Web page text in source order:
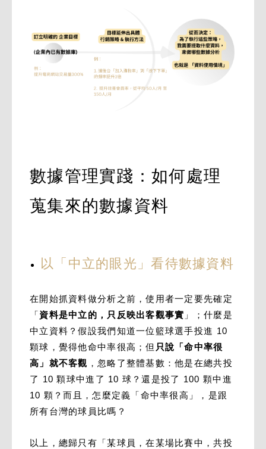
數據管理實踐：如何處理
蒐集來的數據資料
以「中立的眼光」看待數據資料
在開始抓資料做分析之前，使用者一定要先確定
「資料是中立的，只反映出客觀事實 」；什麼是
中立資料？假設我們知道一位籃球選手投進 10
顆球，覺得他命中率很高；但 只說「命中率很
高」就不客觀 ，忽略了整體基數：他是在總共投
了 10 顆球中進了 10 球？還是投了 100 顆中進
10 顆？而且，怎麼定義「命中率很高」，是跟
所有台灣的球員比嗎？
以上，總歸只有「某球員，在某場比賽中，共投